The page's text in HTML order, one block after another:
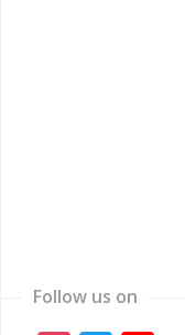
Follow us on